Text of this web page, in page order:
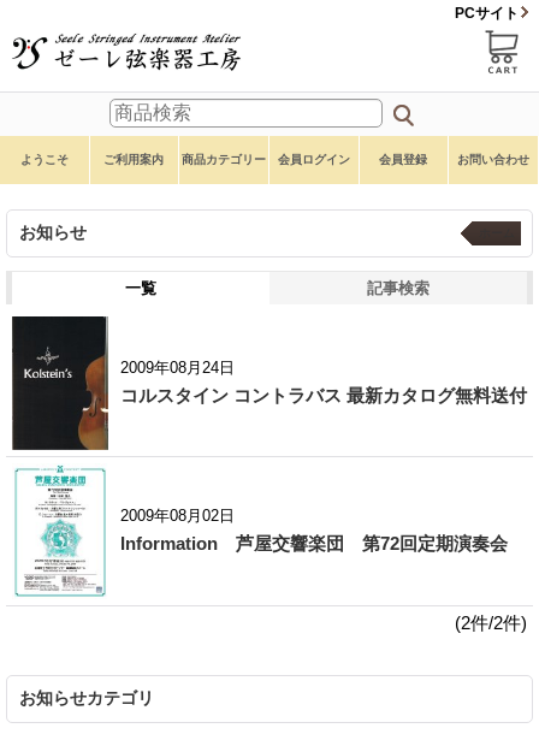
PCサイト
ようこそ ご利用案内 商品カテゴリー 会員ログイン 会員登録 お問い合わせ
お知らせ
一覧 記事検索
2009年08月24日
コルスタイン コントラバス 最新カタログ無料送付
2009年08月02日
Information 芦屋交響楽団 第72回定期演奏会
(2件/2件)
お知らせカテゴリ